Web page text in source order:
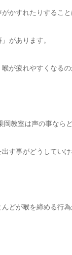
かすれたりするこ
があります。
が疲れやすくなるの
教室は声の事なら
す事がどうしていけ
どが喉を締める行